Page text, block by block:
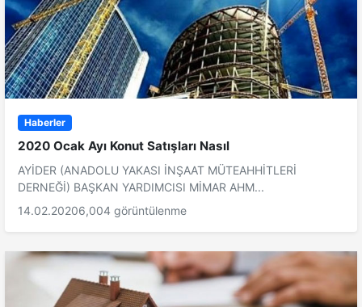
Haberler
2020 Ocak Ayı Konut Satışları Nasıl
AYİDER (ANADOLU YAKASI İNŞAAT MÜTEAHHİTLERİ
DERNEĞİ) BAŞKAN YARDIMCISI MİMAR AHM...
14.02.20206,004 görüntülenme